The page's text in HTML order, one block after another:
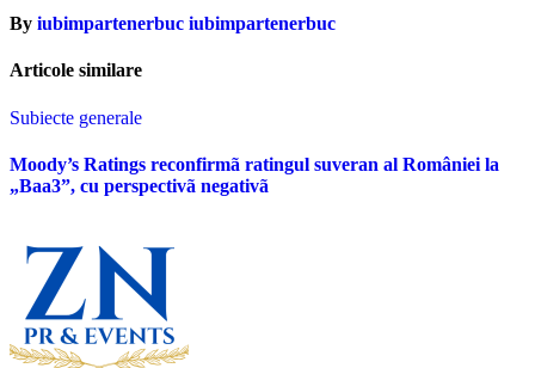
By iubimpartenerbuc iubimpartenerbuc
Articole similare
Subiecte generale
Moody’s Ratings reconfirmã ratingul suveran al României la
„Baa3”, cu perspectivã negativã